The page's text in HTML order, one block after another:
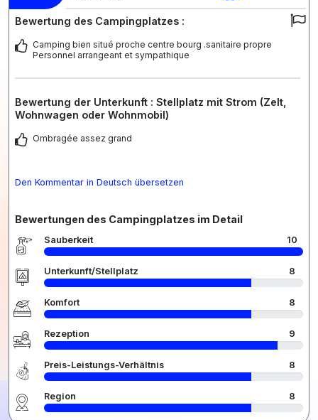
Bewertung des Campingplatzes :
Camping bien situé proche centre bourg .sanitaire propre
Personnel arrangeant et sympathique
Bewertung der Unterkunft : Stellplatz mit Strom (Zelt,
Wohnwagen oder Wohnmobil)
Ombragée assez grand
Den Kommentar in Deutsch übersetzen
Bewertungen des Campingplatzes im Detail
Sauberkeit 10
Unterkunft/Stellplatz 8
Komfort 8
Rezeption 9
Preis-Leistungs-Verhältnis 8
Region 8